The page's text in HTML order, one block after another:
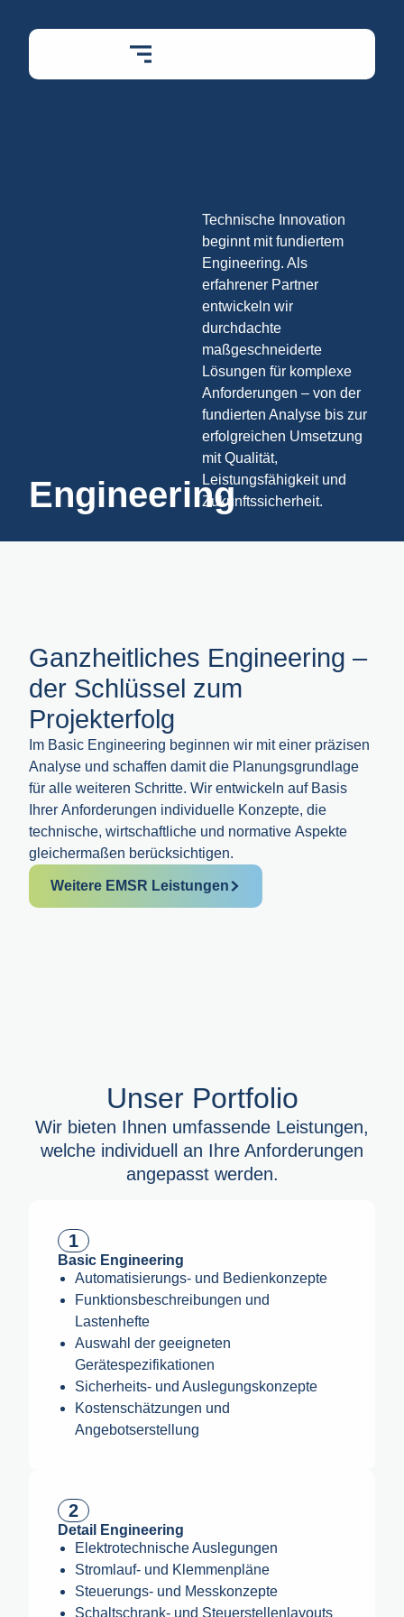
Engineering
Technische Innovation
beginnt mit fundiertem
Engineering. Als
erfahrener Partner
entwickeln wir
durchdachte
maßgeschneiderte
Lösungen für komplexe
Anforderungen – von der
fundierten Analyse bis zur
erfolgreichen Umsetzung
mit Qualität,
Leistungsfähigkeit und
Zukunftssicherheit.
Ganzheitliches Engineering –
der Schlüssel zum
Projekterfolg
Im Basic Engineering beginnen wir mit einer präzisen
Analyse und schaffen damit die Planungsgrundlage
für alle weiteren Schritte. Wir entwickeln auf Basis
Ihrer Anforderungen individuelle Konzepte, die
technische, wirtschaftliche und normative Aspekte
gleichermaßen berücksichtigen.
Weitere EMSR Leistungen
Unser Portfolio
Wir bieten Ihnen umfassende Leistungen,
welche individuell an Ihre Anforderungen
angepasst werden.
1
Basic Engineering
Automatisierungs- und Bedienkonzepte
Funktionsbeschreibungen und
Lastenhefte
Auswahl der geeigneten
Gerätespezifikationen
Sicherheits- und Auslegungskonzepte
Kostenschätzungen und
Angebotserstellung
2
Detail Engineering
Elektrotechnische Auslegungen
Stromlauf- und Klemmenpläne
Steuerungs- und Messkonzepte
Schaltschrank- und Steuerstellenlayouts